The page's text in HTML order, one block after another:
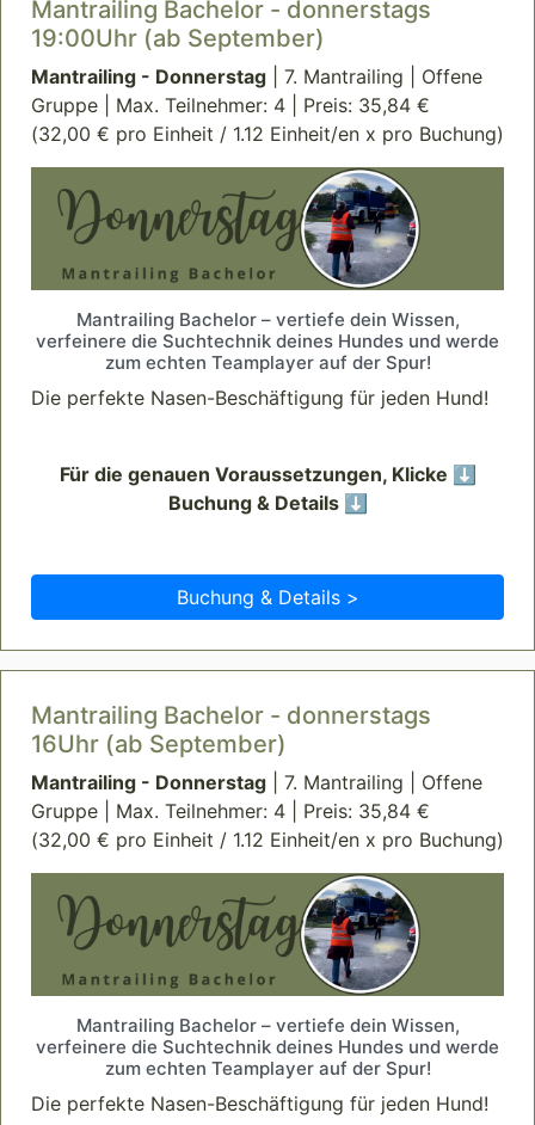
Mantrailing Bachelor - donnerstags
19:00Uhr (ab September)
Mantrailing - Donnerstag | 7. Mantrailing | Offene
Gruppe | Max. Teilnehmer: 4 | Preis: 35,84 €
(32,00 € pro Einheit / 1.12 Einheit/en x pro Buchung)
Mantrailing Bachelor – vertiefe dein Wissen,
verfeinere die Suchtechnik deines Hundes und werde
zum echten Teamplayer auf der Spur!
Die perfekte Nasen-Beschäftigung für jeden Hund!
Für die genauen Voraussetzungen, Klicke ⬇️
Buchung & Details ⬇️
Buchung & Details >
Mantrailing Bachelor - donnerstags
16Uhr (ab September)
Mantrailing - Donnerstag | 7. Mantrailing | Offene
Gruppe | Max. Teilnehmer: 4 | Preis: 35,84 €
(32,00 € pro Einheit / 1.12 Einheit/en x pro Buchung)
Mantrailing Bachelor – vertiefe dein Wissen,
verfeinere die Suchtechnik deines Hundes und werde
zum echten Teamplayer auf der Spur!
Die perfekte Nasen-Beschäftigung für jeden Hund!